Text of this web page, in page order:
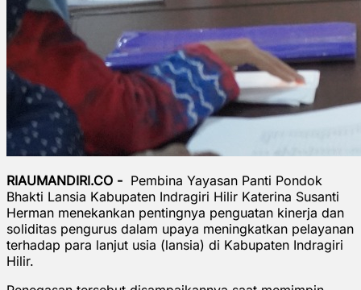
RIAUMANDIRI.CO - Pembina Yayasan Panti Pondok
Bhakti Lansia Kabupaten Indragiri Hilir Katerina Susanti
Herman menekankan pentingnya penguatan kinerja dan
soliditas pengurus dalam upaya meningkatkan pelayanan
terhadap para lanjut usia (lansia) di Kabupaten Indragiri
Hilir.